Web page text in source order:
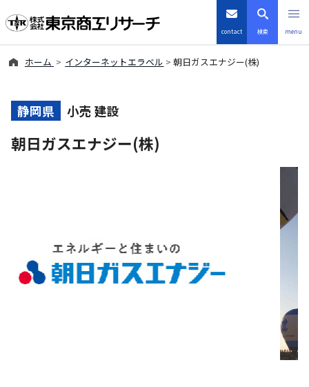
contact 検索 menu
TSRデータインサイト
TSR-PLUS
商品・サービス
導入事例
ホーム インターネットエラベル 朝日ガスエナジー(株)
静岡県 小売 建設
朝日ガスエナジー(株)